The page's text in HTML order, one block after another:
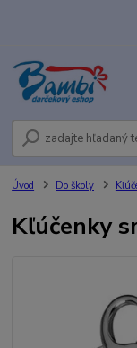
Úvod Do školy
Kľúčenky